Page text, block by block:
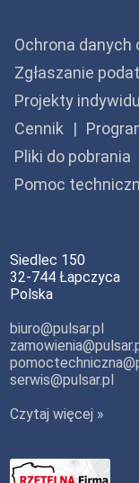
Ochrona danych
Zgłaszanie
Projekty
Cennik
Pliki do pobrania
Pomoc
Siedlec 150
32-744 Łapczyca
Polska
biuro@pulsar.pl
serwis@pulsar.pl
Czytaj więcej »